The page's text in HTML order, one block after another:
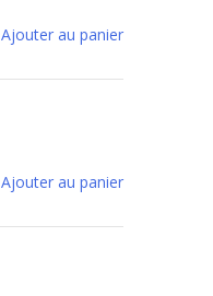
Ajouter au panier
Ajouter au panier